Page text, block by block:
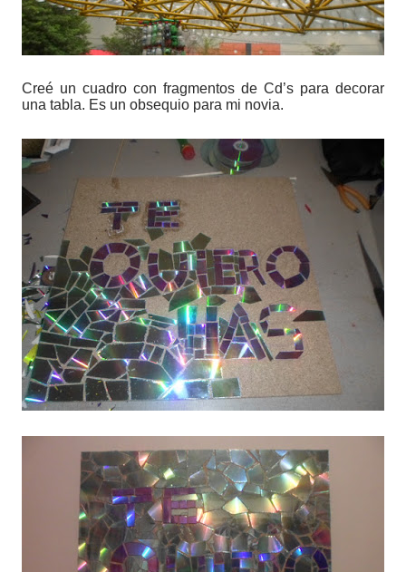
Creé un cuadro con fragmentos de Cd’s para decorar
una tabla. Es un obsequio para mi novia.